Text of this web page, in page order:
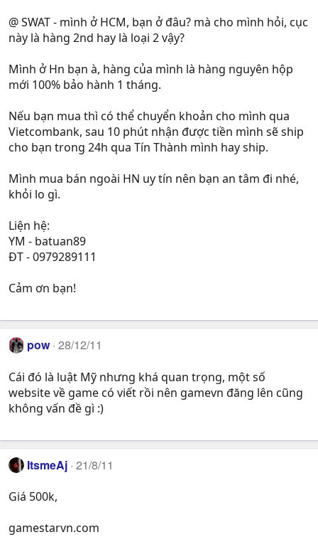
@ SWAT - mình ở HCM, bạn ở đâu? mà cho mình hỏi, cục
này là hàng 2nd hay là loại 2 vậy?
Mình ở Hn bạn à, hàng của mình là hàng nguyên hộp
mới 100% bảo hành 1 tháng.
Nếu bạn mua thì có thể chuyển khoản cho mình qua
Vietcombank, sau 10 phút nhận được tiền mình sẽ ship
cho bạn trong 24h qua Tín Thành mình hay ship.
Mình mua bán ngoài HN uy tín nên bạn an tâm đi nhé,
khỏi lo gì.
Liện hệ:
YM - batuan89
ĐT - 0979289111
Cảm ơn bạn!
pow 28/12/11
Cái đó là luật Mỹ nhưng khá quan trọng, một số
website về game có viết rồi nên gamevn đăng lên cũng
không vấn đề gì :)
ItsmeAj 21/8/11
Giá 500k,
gamestarvn.com